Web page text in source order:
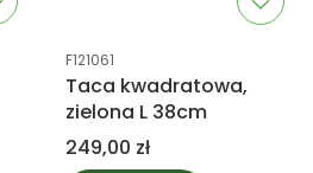
Kod produktu
F121061
Taca kwadratowa,
zielona L 38cm
Cena
249,00 zł